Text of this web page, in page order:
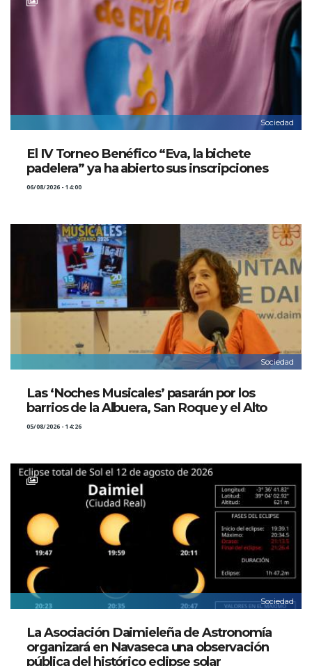
Sociedad
El IV Torneo Benéfico “Eva, la bichete
padelera” ya ha abierto sus inscripciones
06/08/2026 - 14:00
Sociedad
Las ‘Noches Musicales’ pasarán por los
barrios de la Albuera, San Roque y el Alto
05/08/2026 - 14:26
Sociedad
La Asociación Daimieleña de Astronomía
organizará en Navaseca una observación
pública del histórico eclipse solar